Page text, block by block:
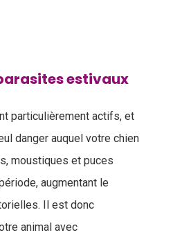
estivaux
particulièrement actifs, et
danger auquel votre chien
moustiques et puces
augmentant le
Il est donc
animal avec